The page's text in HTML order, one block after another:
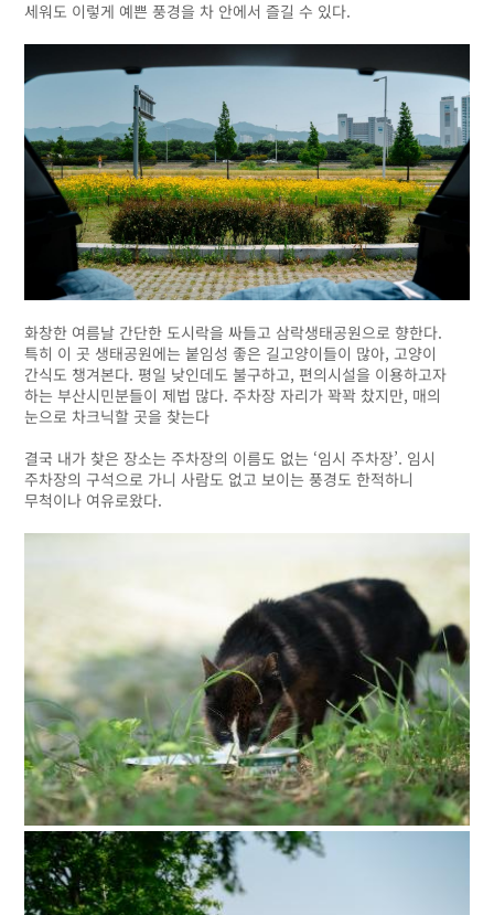
세워도 이렇게 예쁜 풍경을 차 안에서 즐길 수 있다.
화창한 여름날 간단한 도시락을 싸들고 삼락생태공원으로 향한다.
특히 이 곳 생태공원에는 붙임성 좋은 길고양이들이 많아, 고양이
간식도 챙겨본다. 평일 낮인데도 불구하고, 편의시설을 이용하고자
하는 부산시민분들이 제법 많다. 주차장 자리가 꽉꽉 찼지만, 매의
눈으로 차크닉할 곳을 찾는다
결국 내가 찾은 장소는 주차장의 이름도 없는 ‘임시 주차장’. 임시
주차장의 구석으로 가니 사람도 없고 보이는 풍경도 한적하니
무척이나 여유로왔다.